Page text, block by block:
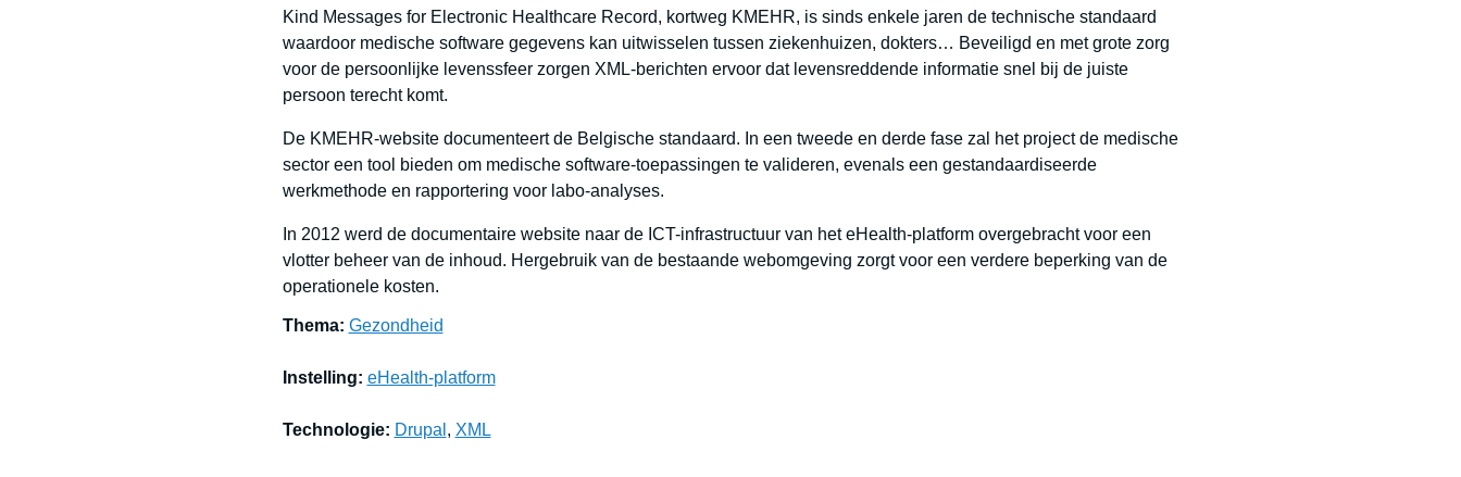
Kind Messages for Electronic Healthcare Record, kortweg KMEHR, is sinds enkele jaren de technische standaard
waardoor medische software gegevens kan uitwisselen tussen ziekenhuizen, dokters… Beveiligd en met grote zorg
voor de persoonlijke levenssfeer zorgen XML-berichten ervoor dat levensreddende informatie snel bij de juiste
persoon terecht komt.
De KMEHR-website documenteert de Belgische standaard. In een tweede en derde fase zal het project de medische
sector een tool bieden om medische software-toepassingen te valideren, evenals een gestandaardiseerde
werkmethode en rapportering voor labo-analyses.
In 2012 werd de documentaire website naar de ICT-infrastructuur van het eHealth-platform overgebracht voor een
vlotter beheer van de inhoud. Hergebruik van de bestaande webomgeving zorgt voor een verdere beperking van de
operationele kosten.
Thema: Gezondheid
Instelling: eHealth-platform
Technologie: Drupal , XML